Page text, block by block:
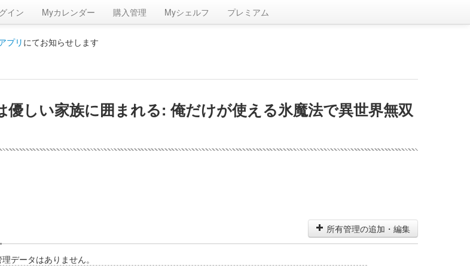
イン Myカレンダー 購入管理 Myシェルフ プレミアム
プリ にてお知らせします
しい家族に囲まれる: 俺だけが使える氷魔法で異世界無双
所有管理の追加・編集
データはありません。